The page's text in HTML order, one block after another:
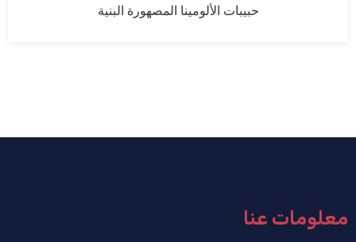
حبيبات الألومينا المصهورة البنية
معلومات عنا